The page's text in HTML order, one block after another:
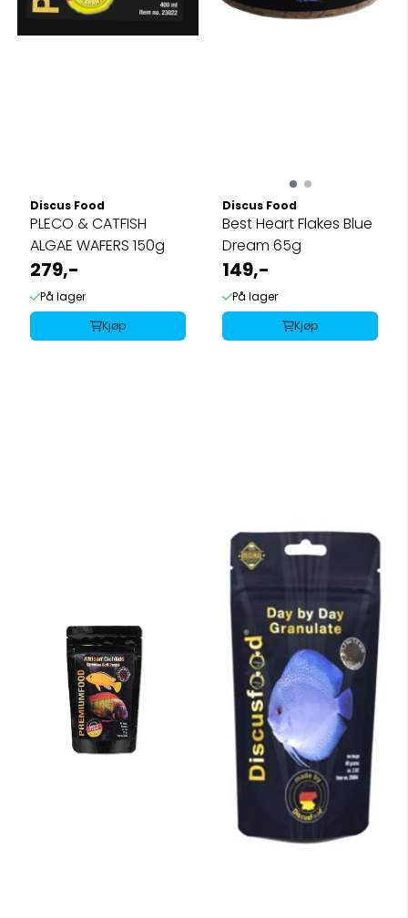
Discus Food
PLECO & CATFISH
ALGAE WAFERS 150g
279,-
På lager
Kjøp
Discus Food
Best Heart Flakes Blue
Dream 65g
149,-
På lager
Kjøp